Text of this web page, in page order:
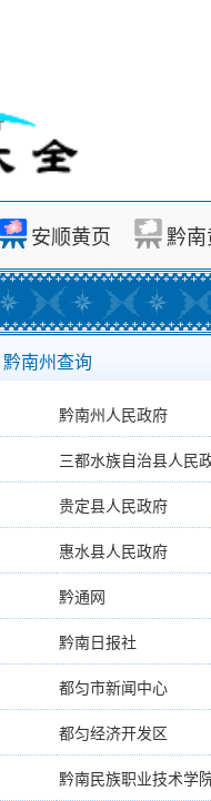
安顺黄页 黔
黔南州查询
黔南州人民政府
三都水族自治县人民
贵定县人民政府
惠水县人民政府
黔通网
黔南日报社
都匀市新闻中心
都匀经济开发区
黔南民族职业技术学